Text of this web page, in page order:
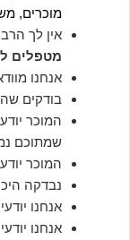
מוכרים,
אין לך
מטפלים
אנחנו
בודקים
שמתוכם
המוכר
נבדקה
אנחנו
אנחנו